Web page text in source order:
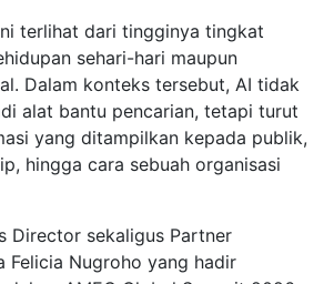
terlihat dari tingginya tingkat
sehari-hari maupun
Dalam konteks tersebut, AI tidak
alat bantu pencarian, tetapi turut
yang ditampilkan kepada publik,
hingga cara sebuah organisasi
Director sekaligus Partner
Felicia Nugroho yang hadir